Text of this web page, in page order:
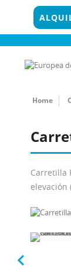
96 121
Home
Carretilla
elevación